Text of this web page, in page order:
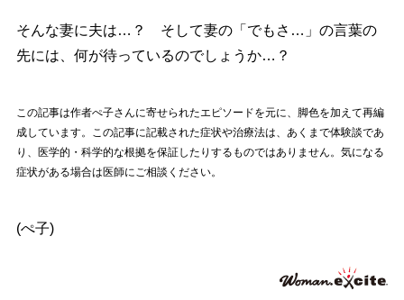
そんな妻に夫は…？ そして妻の「でもさ…」の言葉の
先には、何が待っているのでしょうか…？
この記事は作者ぺ子さんに寄せられたエピソードを元に、脚色を加えて再編
成しています。この記事に記載された症状や治療法は、あくまで体験談であ
り、医学的・科学的な根拠を保証したりするものではありません。気になる
症状がある場合は医師にご相談ください。
(ぺ子)